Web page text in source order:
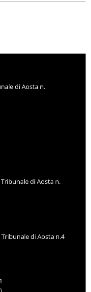
di Aosta n.
di Aosta n.
di Aosta n.4